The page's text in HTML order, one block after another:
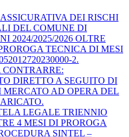
DEI RISCHI
DEL COMUNE DI
2024/2025/2026 OLTRE
TECNICA DI MESI
2.
CONTRARRE:
DIRETTO A SEGUITO DI
AD OPERA DEL
LEGALE TRIENNIO
4 MESI DI PROROGA
SINTEL –